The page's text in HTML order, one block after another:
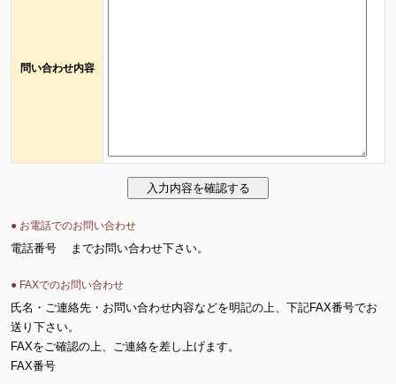
問い合わせ内容
● お電話でのお問い合わせ
電話番号
までお問い合わせ下さい。
● FAXでのお問い合わせ
氏名・ご連絡先・お問い合わせ内容などを明記の上、下記FAX番号でお
送り下さい。
FAXをご確認の上、ご連絡を差し上げます。
FAX番号